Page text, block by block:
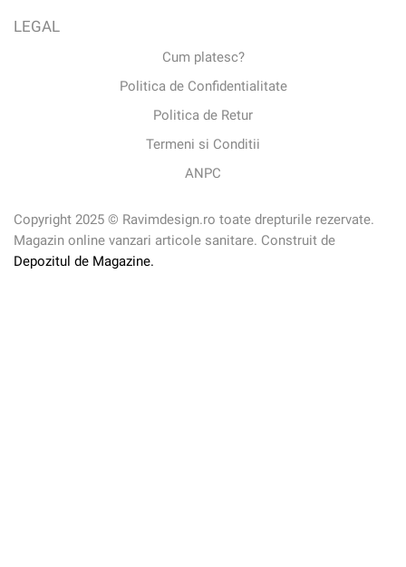
LEGAL
Cum platesc?
Politica de Confidentialitate
Politica de Retur
Termeni si Conditii
ANPC
Copyright 2025 © Ravimdesign.ro toate drepturile rezervate.
Magazin online vanzari articole sanitare. Construit de
Depozitul de Magazine.